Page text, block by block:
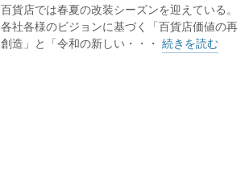
百貨店では春夏の改装シーズンを迎えている。
各社各様のビジョンに基づく「百貨店価値の再
創造」と「令和の新しい・・・続きを読む